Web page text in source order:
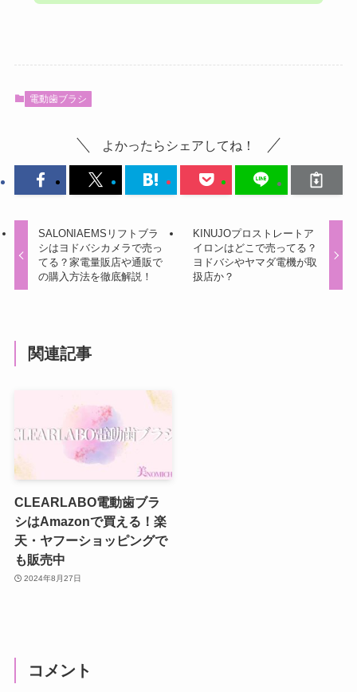
電動歯ブラシ
よかったらシェアしてね！
SALONIAEMSリフトブラ
シはヨドバシカメラで売っ
てる？家電量販店や通販で
の購入方法を徹底解説！
KINUJOプロストレートア
イロンはどこで売ってる？
ヨドバシやヤマダ電機が取
扱店か？
関連記事
CLEARLABO電動歯ブラ
シはAmazonで買える！楽
天・ヤフーショッピングで
も販売中
2024年8月27日
コメント